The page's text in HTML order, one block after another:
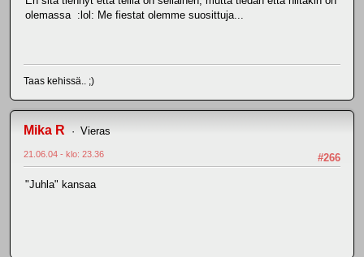
olemassa :lol: Me fiestat olemme suosittuja...
Taas kehissä.. ;)
Mika R Vieras
#266
21.06.04 - klo: 23.36
"Juhla" kansaa